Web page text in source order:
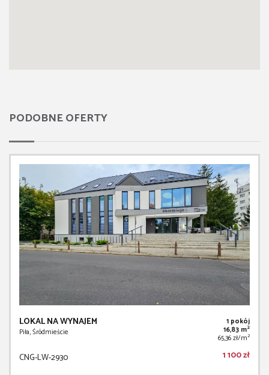
PODOBNE OFERTY
LOKAL NA WYNAJEM
Piła, Śródmieście
1 pokój
16,83 m2
65,36 zł/m2
CNG-LW-2930 1 100 zł